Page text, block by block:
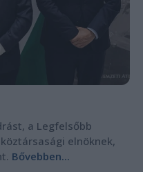
a Legfelsőbb
elnöknek,
Bővebben...